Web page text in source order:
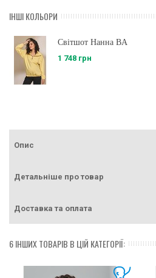
ІНШІ КОЛЬОРИ
Світшот Нанна BA
1 748 грн
Опис
Детальніше про товар
Доставка та оплата
6 ІНШИХ ТОВАРІВ В ЦІЙ КАТЕГОРІЇ: